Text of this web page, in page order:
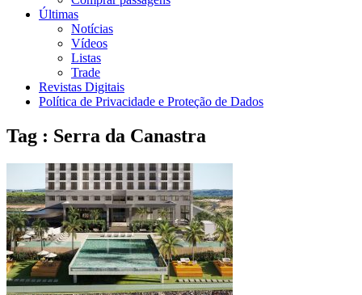
Últimas
Notícias
Vídeos
Listas
Trade
Revistas Digitais
Política de Privacidade e Proteção de Dados
Tag : Serra da Canastra